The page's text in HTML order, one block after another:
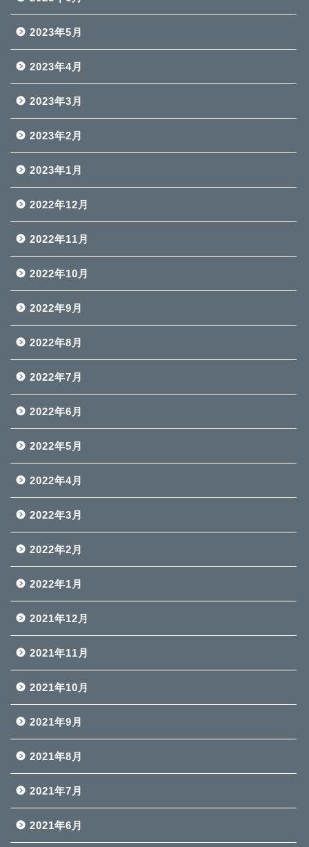
2023年5月
2023年4月
2023年3月
2023年2月
2023年1月
2022年12月
2022年11月
2022年10月
2022年9月
2022年8月
2022年7月
2022年6月
2022年5月
2022年4月
2022年3月
2022年2月
2022年1月
2021年12月
2021年11月
2021年10月
2021年9月
2021年8月
2021年7月
2021年6月